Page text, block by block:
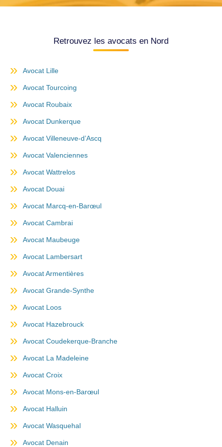
Retrouvez les avocats en Nord
Avocat Lille
Avocat Tourcoing
Avocat Roubaix
Avocat Dunkerque
Avocat Villeneuve-d’Ascq
Avocat Valenciennes
Avocat Wattrelos
Avocat Douai
Avocat Marcq-en-Barœul
Avocat Cambrai
Avocat Maubeuge
Avocat Lambersart
Avocat Armentières
Avocat Grande-Synthe
Avocat Loos
Avocat Hazebrouck
Avocat Coudekerque-Branche
Avocat La Madeleine
Avocat Croix
Avocat Mons-en-Barœul
Avocat Halluin
Avocat Wasquehal
Avocat Denain